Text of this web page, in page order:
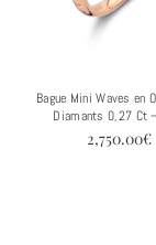
Bague Mini Waves en
Diamants 0,27 Ct
2,750.00€